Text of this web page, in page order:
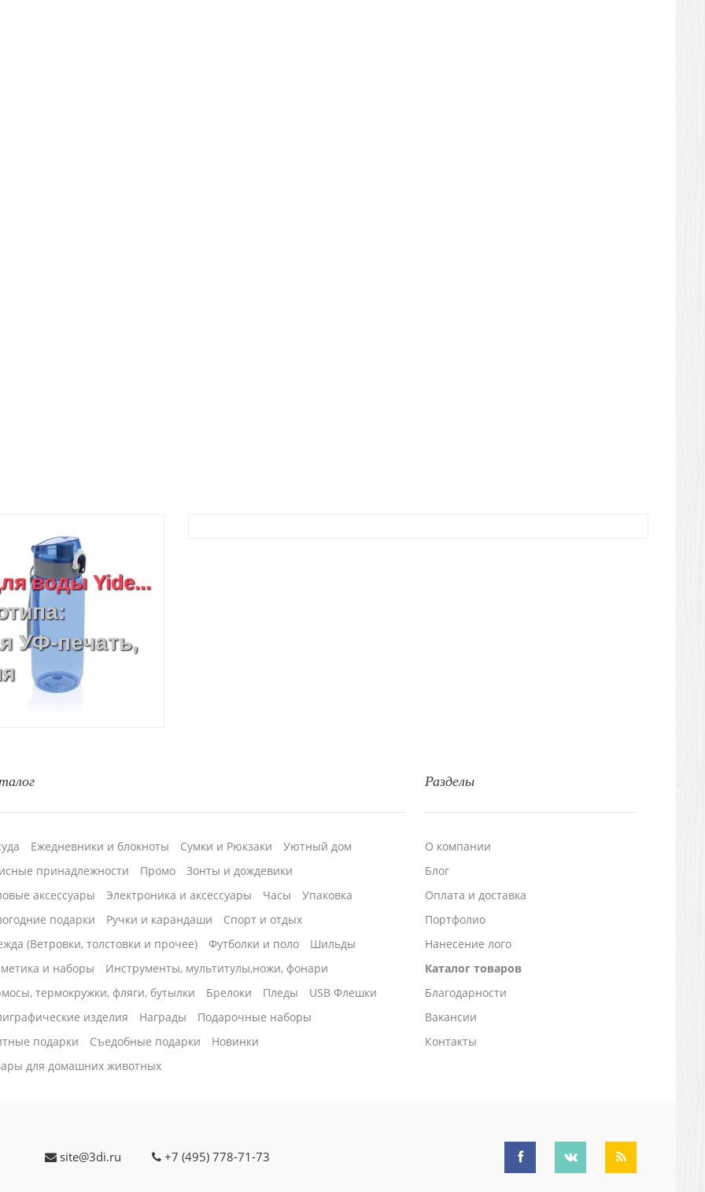
воды Yide...
УФ-печать,
Разделы
О компании
Блог
Оплата и доставка
Портфолио
Нанесение лого
Каталог товаров
Благодарности
Вакансии
Контакты
Ежедневники и блокноты Сумки и Рюкзаки
Уютный дом
принадлежности
Промо
Зонты и дождевики
аксессуары
Электроника и аксессуары Часы
Упаковка
подарки
Ручки и карандаши
Спорт и отдых
(Ветровки, толстовки и прочее)
Футболки и поло
Шильды
и наборы
Инструменты, мультитулы,ножи, фонари
термокружки, фляги, бутылки
Брелоки Пледы
USB Флешки
изделия
Награды
Подарочные наборы
подарки
Cъедобные подарки
Новинки
для домашних животных
site@3di.ru +7 (495) 778-71-73